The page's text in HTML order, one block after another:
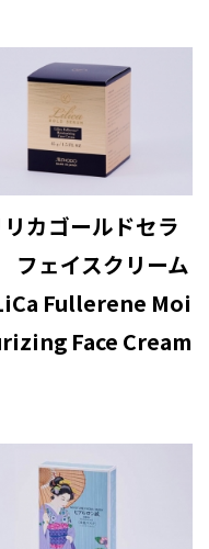
リカゴールドセラ
ェイスクリーム
Fullerene Moi
Face Cream